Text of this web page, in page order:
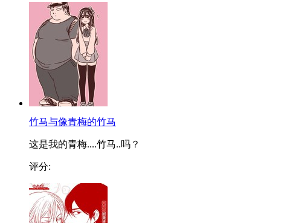
竹马与像青梅的竹马
这是我的青梅....竹马..吗？
评分: